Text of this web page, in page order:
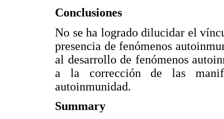
Conclusiones
No se ha logrado dilucidar el
presencia de fenómenos
al desarrollo de fenómenos
a la corrección de las
autoinmunidad.
Summary